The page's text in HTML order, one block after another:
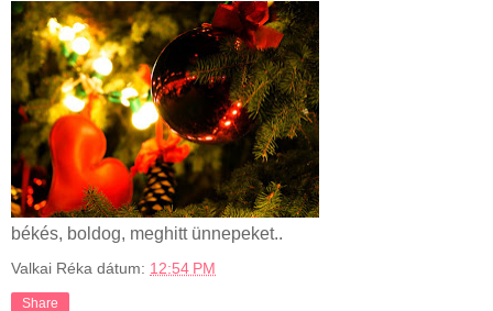
békés, boldog, meghitt ünnepeket..
Valkai Réka dátum: 12:54 PM
Share